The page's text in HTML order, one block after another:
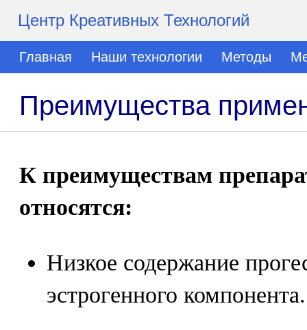
Центр Креативных Технологий
Главная Наши технологии Методы
Преимущества
К преимуществам
относятся:
Низкое содержание
эстрогенного компонента.